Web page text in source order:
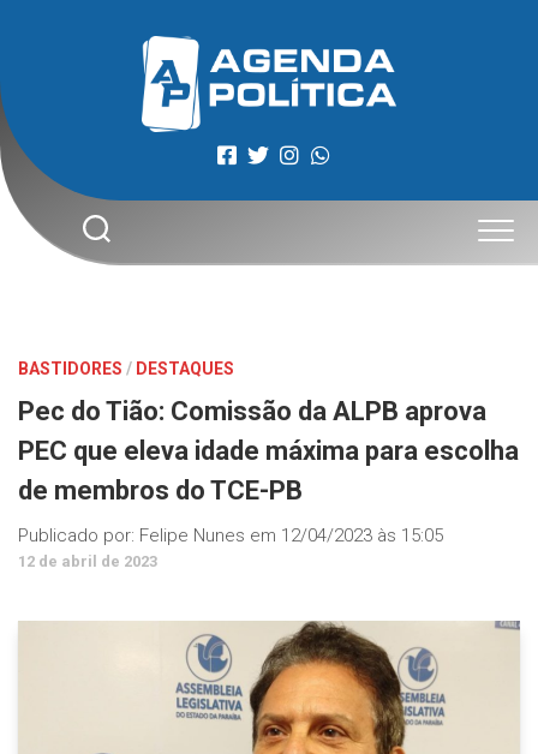
BASTIDORES / DESTAQUES
Pec do Tião: Comissão da ALPB aprova
PEC que eleva idade máxima para escolha
de membros do TCE-PB
Publicado por: Felipe Nunes em 12/04/2023 às 15:05
12 de abril de 2023